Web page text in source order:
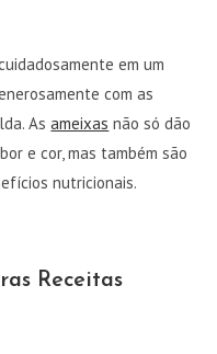
em um
com as
Asameixas não só dão
e cor, mas também são
nutricionais.
Receitas